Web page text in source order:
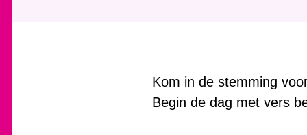
Kom in de stemming
Begin de dag met vers